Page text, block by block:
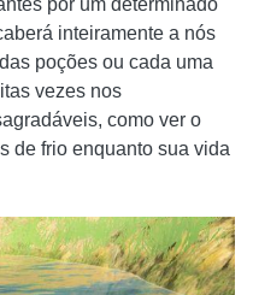
inteiramente a nós
poções ou cada uma
vezes nos
como ver o
de frio enquanto sua vida